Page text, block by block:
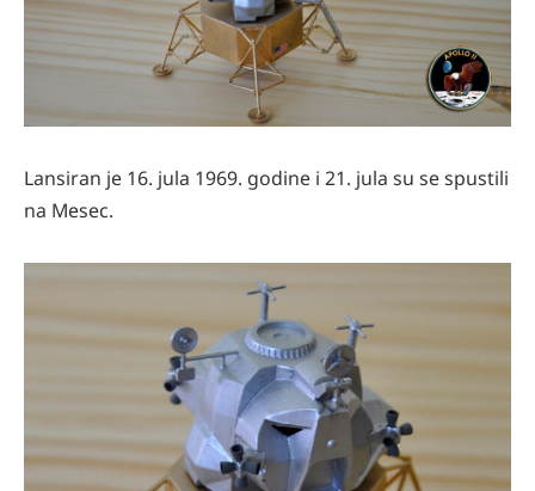
Lansiran je 16. jula 1969. godine i 21. jula su se spustili
na Mesec.